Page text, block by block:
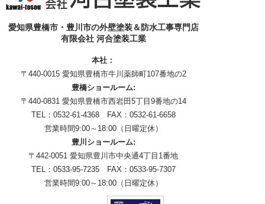
愛知県豊橋市・豊川市の外壁塗装＆防水工事専門店
有限会社 河合塗装工業
本社：
〒440-0015 愛知県豊橋市牛川薬師町107番地の2
豊橋ショールーム:
〒440-0831 愛知県豊橋市西岩田5丁目9番地の14
TEL：0532-61-4368 FAX：0532-61-6658
営業時間9:00～18:00（日曜定休）
豊川ショールーム:
〒442-0051 愛知県豊川市中央通4丁目1番地
TEL：0533-95-7235 FAX：0533-95-7307
営業時間9:00～18:00（日曜定休）